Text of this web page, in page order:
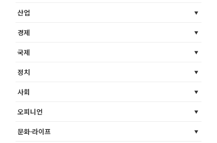
산업
경제
국제
정치
사회
오피니언
문화·라이프